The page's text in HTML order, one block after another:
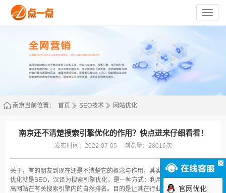
苏
州
点
限
司
南京当前位置： 首页 SEO技术 网站优化
南京还不清楚搜索引擎优化的作用？快点进来仔细看看！
发布时间：2022-07-05 浏览量：28016次
关于，有的朋友到现在还是不清楚它的概念与作用，其实简单来讲，搜索引擎
优化就是SEO，汉译为搜索引擎优化，是一种方式：利用搜索引擎的规则提
高网站在有关搜索引擎内的自然排名。目的是让其在行业内占据领先地位，获
官网优化